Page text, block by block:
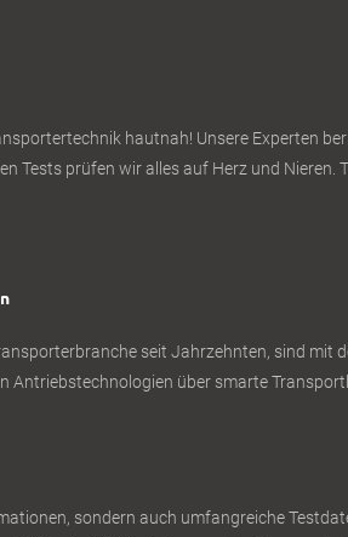
hautnah! Unsere Experten
Tests prüfen wir alles auf Herz und
seit Jahrzehnten, sind
Antriebstechnologien über smarte
sondern auch umfangreiche